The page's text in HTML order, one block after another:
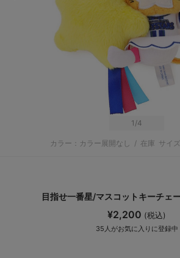
1 /4
カラー：カラー展開なし / 在庫 サイ
目指せ一番星/マスコットキーチェ
¥2,200 (税込)
35 人がお気に入りに登録中